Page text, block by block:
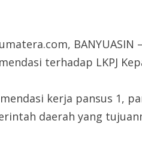
terhadap LKPJ
kerja pansus 1,
daerah yang